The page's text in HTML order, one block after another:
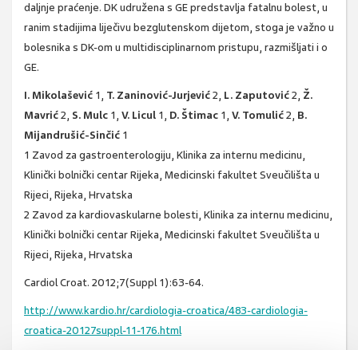
daljnje praćenje. DK udružena s GE predstavlja fatalnu bolest, u
ranim stadijima liječivu bezglutenskom dijetom, stoga je važno u
bolesnika s DK-om u multidisciplinarnom pristupu, razmišljati i o
GE.
I. Mikolašević 1, T. Zaninović-Jurjević2, L. Zaputović2, Ž.
Mavrić2, S. Mulc 1, V. Licul 1, D. Štimac 1, V. Tomulić2, B.
Mijandrušić-Sinčić 1
1 Zavod za gastroenterologiju, Klinika za internu medicinu,
Klinički bolnički centar Rijeka, Medicinski fakultet Sveučilišta u
Rijeci, Rijeka, Hrvatska
2 Zavod za kardiovaskularne bolesti, Klinika za internu medicinu,
Klinički bolnički centar Rijeka, Medicinski fakultet Sveučilišta u
Rijeci, Rijeka, Hrvatska
Cardiol Croat. 2012;7(Suppl 1):63-64.
http://www.kardio.hr/cardiologia-croatica/483-cardiologia-
croatica-20127suppl-11-176.html